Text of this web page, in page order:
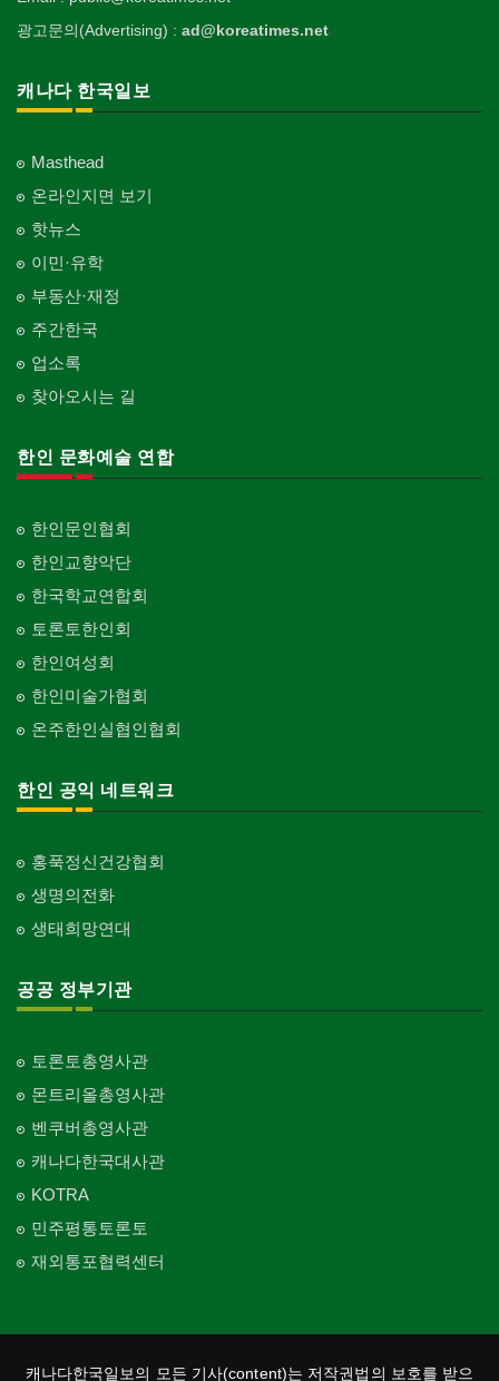
광고문의(Advertising) : ad@koreatimes.net
캐나다 한국일보
Masthead
온라인지면 보기
핫뉴스
이민·유학
부동산·재정
주간한국
업소록
찾아오시는 길
한인 문화예술 연합
한인문인협회
한인교향악단
한국학교연합회
토론토한인회
한인여성회
한인미술가협회
온주한인실협인협회
한인 공익 네트워크
홍푹정신건강협회
생명의전화
생태희망연대
공공 정부기관
토론토총영사관
몬트리올총영사관
벤쿠버총영사관
캐나다한국대사관
KOTRA
민주평통토론토
재외통포협력센터
캐나다한국일보의 모든 기사(content)는 저작권법의 보호를 받으